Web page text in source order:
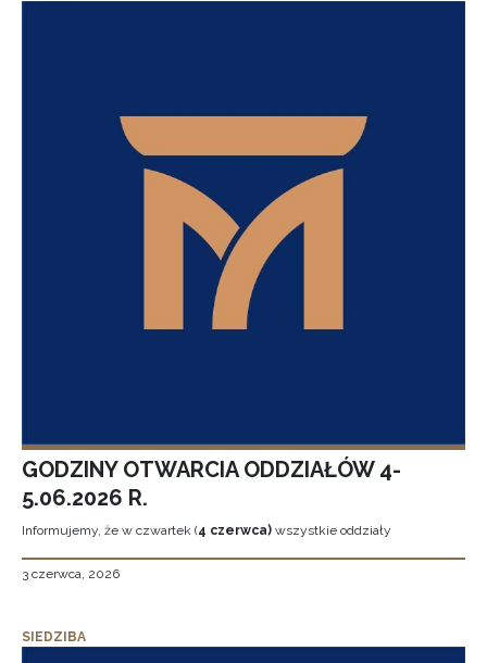
GODZINY OTWARCIA ODDZIAŁÓW 4-
5.06.2026 R.
Informujemy, że w czwartek (4 czerwca) wszystkie oddziały
3 czerwca, 2026
SIEDZIBA